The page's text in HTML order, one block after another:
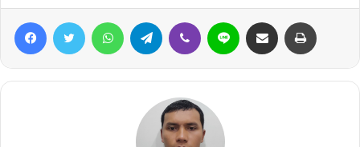
Facebook Twitter WhatsApp Telegram Viber Line Share via Email